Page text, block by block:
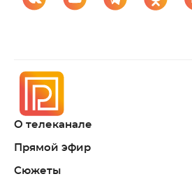
О телеканале
Прямой эфир
Сюжеты